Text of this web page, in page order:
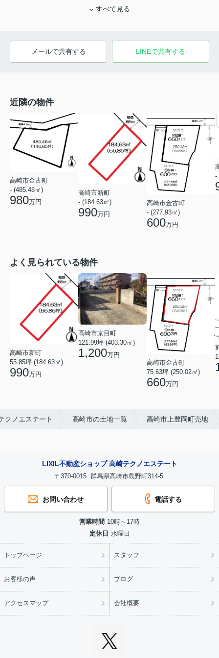
すべて見る
メールで共有する LINEで共有する
近隣の物件
高崎市金古町
- (485.48㎡)
980万円
高崎市新町
- (184.63㎡)
990万円
高崎市金古町
- (277.93㎡)
600万円
-
よく見られている物件
高崎市新町
55.85坪 (184.63㎡)
990万円
高崎市京目町
121.99坪 (403.30㎡)
1,200万円
高崎市金古町
75.63坪 (250.02㎡)
660万円
クノエステート 高崎市の土地一覧 高崎市上豊岡町売地
LIXIL不動産ショップ 高崎テクノエステート
〒370-0015 群馬県高崎市島野町314-5
お問い合わせ 電話する
営業時間 10時～17時
定休日 水曜日
トップページ スタッフ
お客様の声 ブログ
アクセスマップ 会社概要